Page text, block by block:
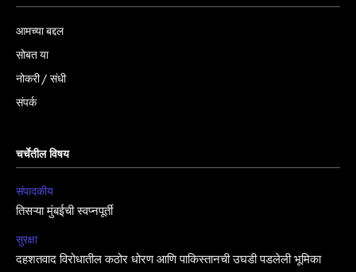
आमच्या बद्दल
सोबत या
नोकरी / संधी
संपर्क
चर्चेतील विषय
संपादकीय
तिसऱ्या मुंबईची स्वप्नपूर्ती
सुरक्षा
दहशतवाद विरोधातील कठोर धोरण आणि पाकिस्तानची उघडी पडलेली भूमिका